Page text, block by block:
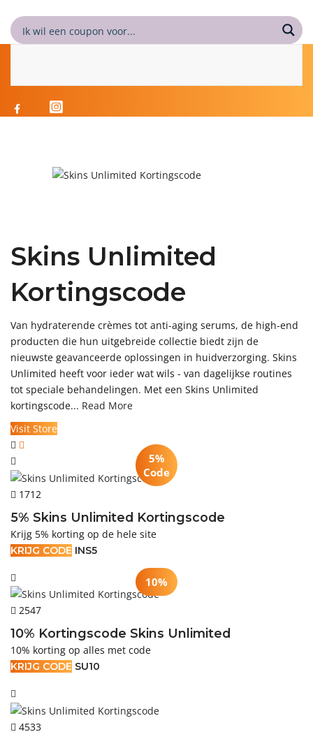
Skins Unlimited
Kortingscode
Van hydraterende crèmes tot anti-aging serums, de high-end
producten die hun uitgebreide collectie biedt zijn de
nieuwste geavanceerde oplossingen in huidverzorging. Skins
Unlimited heeft voor ieder wat wils - van dagelijkse routines
tot speciale behandelingen. Met een Skins Unlimited
kortingscode... Read More
Visit Store
5%
Code
1712
5% Skins Unlimited Kortingscode
Krijg 5% korting op de hele site
KRIJG CODE INS5
10%
2547
10% Kortingscode Skins Unlimited
10% korting op alles met code
KRIJG CODE SU10
4533